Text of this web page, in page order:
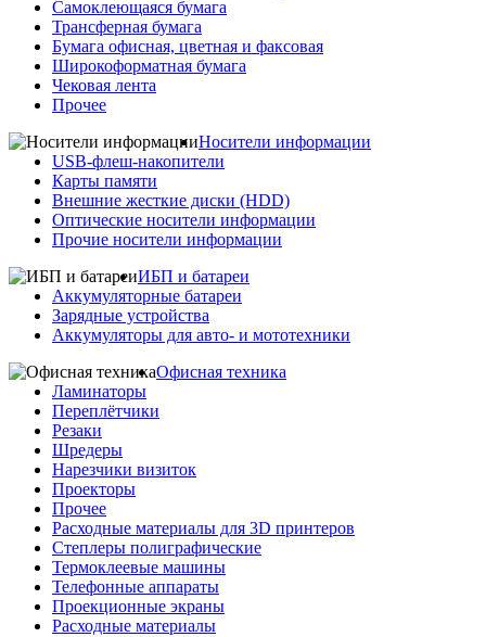
Самоклеющаяся бумага
Трансферная бумага
Бумага офисная, цветная и факсовая
Широкоформатная бумага
Чековая лента
Прочее
Носители информации
USB-флеш-накопители
Карты памяти
Внешние жесткие диски (HDD)
Оптические носители информации
Прочие носители информации
ИБП и батареи
Аккумуляторные батареи
Зарядные устройства
Аккумуляторы для авто- и мототехники
Офисная техника
Ламинаторы
Переплётчики
Резаки
Шредеры
Нарезчики визиток
Проекторы
Прочее
Расходные материалы для 3D принтеров
Степлеры полиграфические
Термоклеевые машины
Телефонные аппараты
Проекционные экраны
Расходные материалы